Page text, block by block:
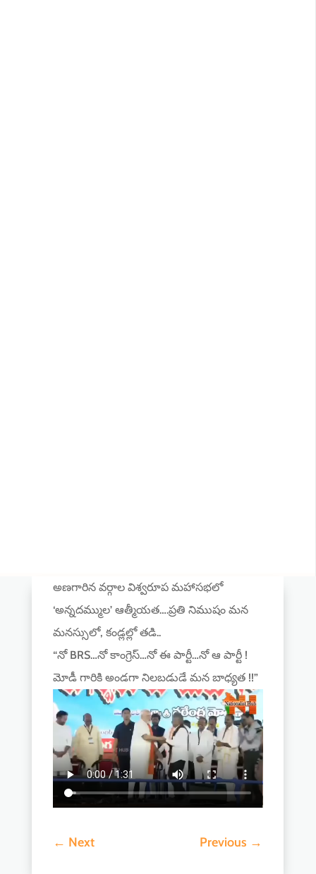
అణగారిన వర్గాల విశ్వరూప మహాసభలో
‘అన్నదమ్ముల’ ఆత్మీయత….ప్రతి నిముషం మన
మనస్సులో, కండ్లల్లో తడి..
“నో BRS…నో కాంగ్రెస్…నో ఈ పార్టీ…నో ఆ పార్టీ !
మోడీ గారికి అండగా నిలబడుడే మన బాధ్యత !!”
← Next Previous →